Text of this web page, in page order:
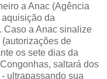
a Anac (Agência
da
Caso a Anac sinalize
(autorizações de
os sete dias da
saltará dos
ultrapassando sua